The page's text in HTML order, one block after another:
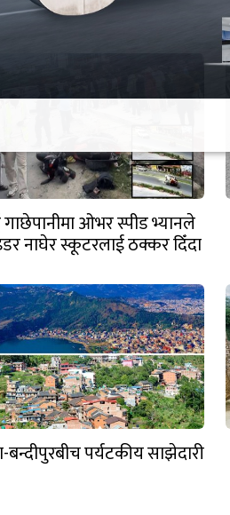
ओभर स्पीड भ्यानले
नाघेर स्कूटरलाई ठक्कर दिँदा
दुईको मृत्यु
बन्दीपुरबीच पर्यटकीय साझेदारी